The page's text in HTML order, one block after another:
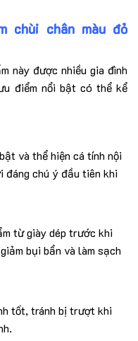
chùi chân màu đỏ
này được nhiều gia đình
điểm nổi bật có thể kể
và thể hiện cá tính nội
chú ý đầu tiên khi
từ giày dép trước khi
bụi bẩn và làm sạch
tốt, tránh bị trượt khi